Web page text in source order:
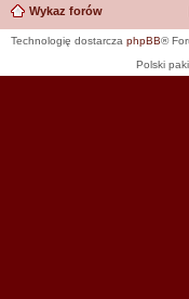
Wykaz forów
Technologię dostarcza phpBB®
Polski